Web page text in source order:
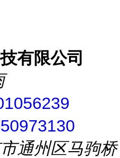
有限公司
通州区马驹桥